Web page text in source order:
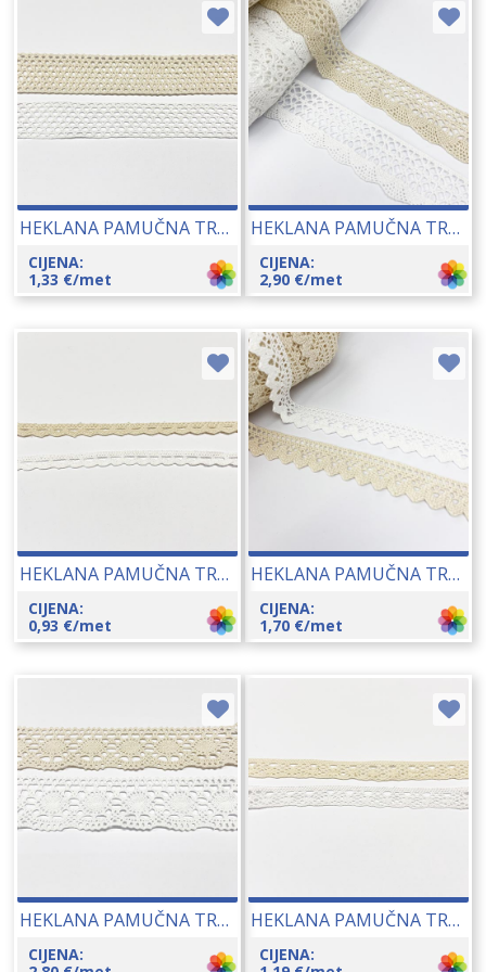
HEKLANA PAMUČNA TRAKA (238) CCA 25-30 MM 18171
CIJENA:
1,33 €/met
HEKLANA PAMUČNA TRAKA (352) CCA 30 MM 23091
CIJENA:
2,90 €/met
HEKLANA PAMUČNA TRAKA (400) CCA 9 MM 13299
CIJENA:
0,93 €/met
HEKLANA PAMUČNA TRAKA (4071) CCA 18 MM 23089
CIJENA:
1,70 €/met
HEKLANA PAMUČNA TRAKA (501) CCA 45 MM 22188
CIJENA:
HEKLANA PAMUČNA TRAKA (511) CCA 12 MM 13296
CIJENA: